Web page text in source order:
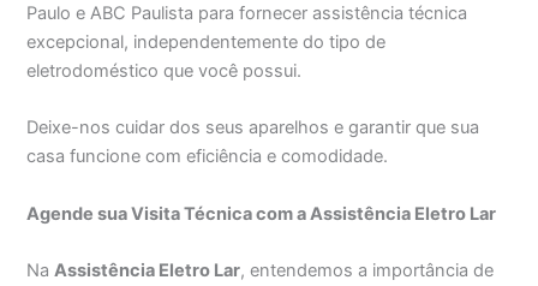
Paulo e ABC Paulista para fornecer assistência técnica
excepcional, independentemente do tipo de
eletrodoméstico que você possui.
Deixe-nos cuidar dos seus aparelhos e garantir que sua
casa funcione com eficiência e comodidade.
Agende sua Visita Técnica com a Assistência Eletro Lar
NaAssistência Eletro Lar, entendemos a importância de